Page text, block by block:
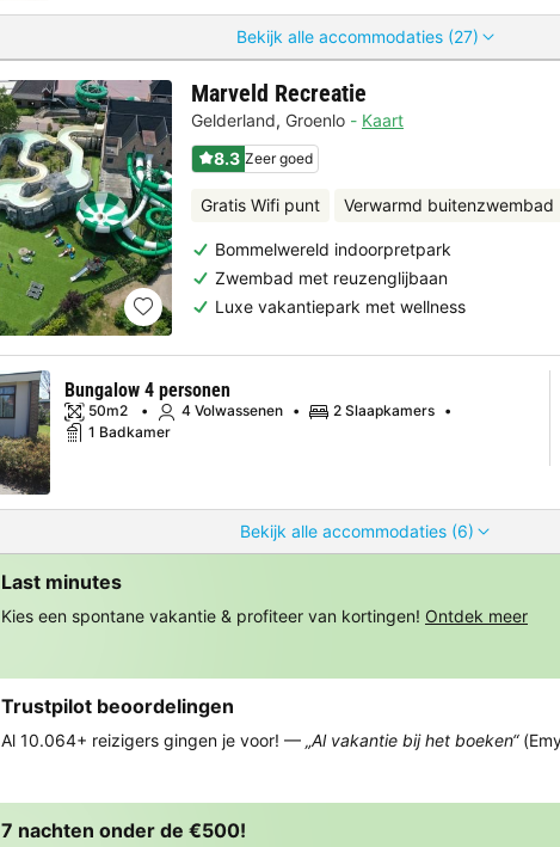
Bekijk alle accommodaties (27)
Marveld Recreatie
Gelderland, Groenlo
Kaart
8.3 Zeer goed
Gratis Wifi punt Verwarmd buitenzwembad
Bommelwereld indoorpretpark
Zwembad met reuzenglijbaan
Luxe vakantiepark met wellness
Bekijk alle accommodaties (6)
Bungalow 4 personen
50m2 4 Volwassenen
2 Slaapkamers
1 Badkamer
Last minutes
Kies een spontane vakantie & profiteer van kortingen! Ontdek meer
Trustpilot beoordelingen
Al 10.064+ reizigers gingen je voor! — „Al vakantie bij het boeken“
7 nachten onder de €500!